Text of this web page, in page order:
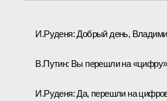
И.Руденя:Добрый день,
В.Путин: Вы перешли на
И.Руденя:Да, перешли на